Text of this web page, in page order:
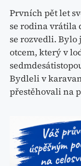
Prvních pět let
se rodina vrátila
se rozvedli. Bylo
otcem, který v
Bydleli v
přestěhovali na